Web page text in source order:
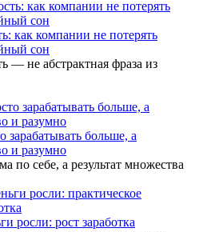
как компании не потерять
сон
— не абстрактная фраза из
зарабатывать больше, а
и разумно
по себе, а результат множества
росли: рост заработка